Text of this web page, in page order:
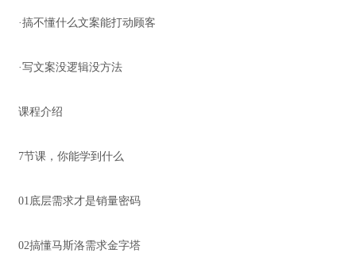
·搞不懂什么文案能打动顾客
·写文案没逻辑没方法
课程介绍
7节课，你能学到什么
01底层需求才是销量密码
02搞懂马斯洛需求金字塔